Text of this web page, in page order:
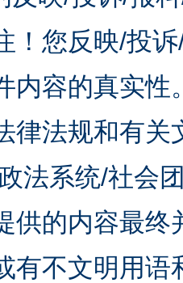
！您反映/投
内容的真实
律法规和有关
法系统/社会
供的内容最
有不文明用